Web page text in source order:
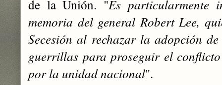
de la Unión. "Es particularmente
memoria del general Robert Lee,
Secesión ‎al rechazar la adopción
guerrillas para proseguir el
por la unidad nacional".